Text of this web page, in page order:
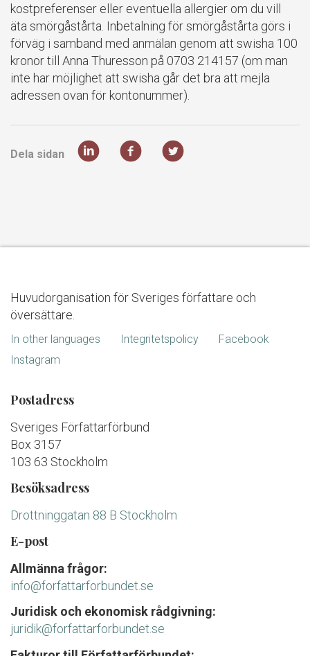
kostpreferenser eller eventuella allergier om du vill
äta smörgåstårta. Inbetalning för smörgåstårta görs i
förväg i samband med anmälan genom att swisha 100
kronor till Anna Thuresson på 0703 214157 (om man
inte har möjlighet att swisha går det bra att mejla
adressen ovan för kontonummer).
Dela sidan
Huvudorganisation för Sveriges författare och
översättare.
In other languages Integritetspolicy
Facebook
Instagram
Postadress
Sveriges Författarförbund
Box 3157
103 63 Stockholm
Besöksadress
Drottninggatan 88 B Stockholm
E-post
Allmänna frågor:
info@forfattarforbundet.se
Juridisk och ekonomisk rådgivning:
juridik@forfattarforbundet.se